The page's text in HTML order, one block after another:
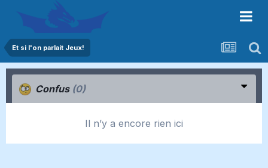
Et si l'on parlait Jeux!
Confus (0)
Il n’y a encore rien ici